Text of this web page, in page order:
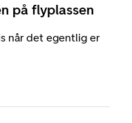
på flyplassen
når det egentlig er